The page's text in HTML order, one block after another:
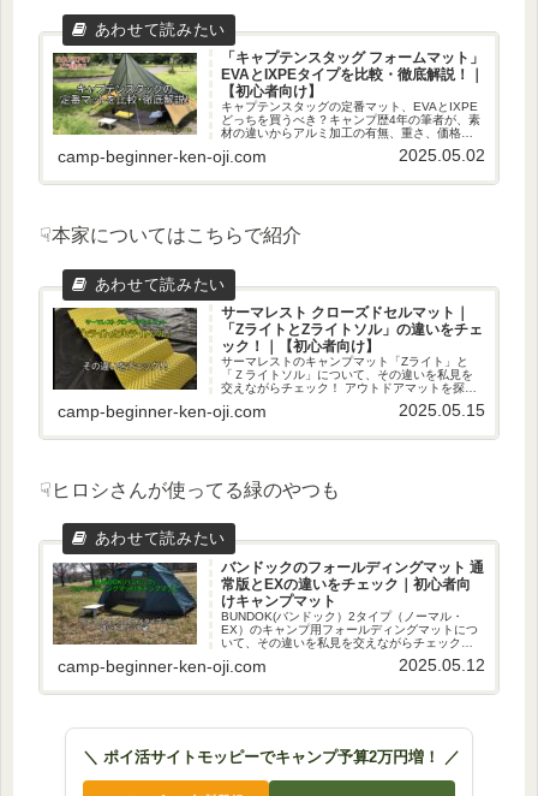
「キャプテンスタッグ フォームマット」
EVAとIXPEタイプを比較・徹底解説！｜
【初心者向け】
キャプテンスタッグの定番マット、EVAとIXPE
どっちを買うべき？キャンプ歴4年の筆者が、素
材の違いからアルミ加工の有無、重さ、価格ま
で徹底比較！購入後に、後悔しないように、初
心者向けに分かりやすく解説します！
camp-beginner-ken-oji.com 2025.05.02
☟本家についてはこちらで紹介
サーマレスト クローズドセルマット｜
「ZライトとZライトソル」の違いをチェ
ック！｜【初心者向け】
サーマレストのキャンプマット「Zライト」と
「Ｚライトソル」について、その違いを私見を
交えながらチェック！ アウトドアマットを探し
嬉しいです☆
camp-beginner-ken-oji.com 2025.05.15
☟ヒロシさんが使ってる緑のやつも
バンドックのフォールディングマット 通
常版とEXの違いをチェック｜初心者向
けキャンプマット
BUNDOK(バンドック）2タイプ（ノーマル・
EX）のキャンプ用フォールディングマットにつ
いて、その違いを私見を交えながらチェック！
ている方の参考になれば嬉しいです☆
camp-beginner-ken-oji.com 2025.05.12
＼ ポイ活サイトモッピーでキャンプ予算2万円増！ ／